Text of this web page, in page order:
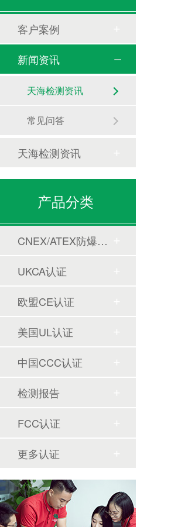
客户案例
新闻资讯
天海检测资讯
常见问答
天海检测资讯
产品分类
CNEX/ATEX防爆合格证
UKCA认证
欧盟CE认证
美国UL认证
中国CCC认证
检测报告
FCC认证
更多认证